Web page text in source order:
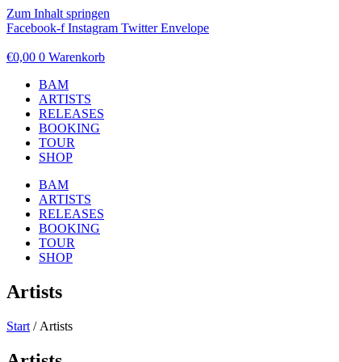
Zum Inhalt springen
Facebook-f Instagram Twitter Envelope
€0,00 0 Warenkorb
BAM
ARTISTS
RELEASES
BOOKING
TOUR
SHOP
BAM
ARTISTS
RELEASES
BOOKING
TOUR
SHOP
Artists
Start / Artists